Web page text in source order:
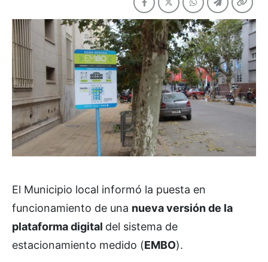
El Municipio local informó la puesta en
funcionamiento de una nueva versión de la
plataforma digital del sistema de
estacionamiento medido (EMBO).